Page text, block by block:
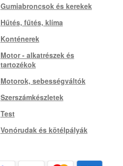
Gumiabroncsok és kerekek
Hűtés, fűtés, klíma
Konténerek
Motor - alkatrészek és
tartozékok
Motorok, sebességváltók
Szerszámkészletek
Test
Vonórudak és kötélpályák